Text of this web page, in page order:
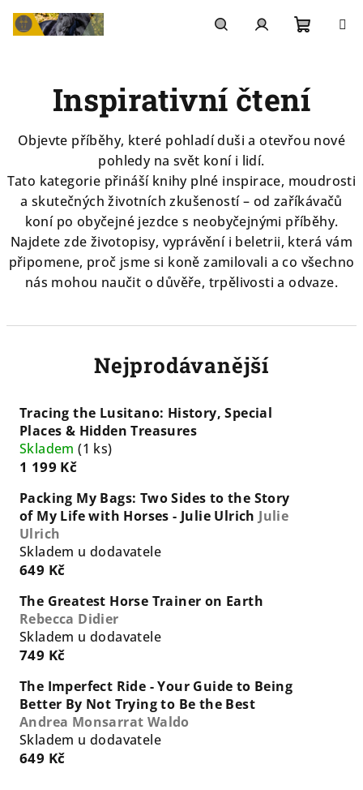
Přejít
na
košík
Inspirativní čtení
Objevte příběhy, které pohladí duši a otevřou nové
pohledy na svět koní i lidí.
Tato kategorie přináší knihy plné inspirace, moudrosti
a skutečných životních zkušeností – od zaříkávačů
koní po obyčejné jezdce s neobyčejnými příběhy.
Najdete zde životopisy, vyprávění i beletrii, která vám
připomene, proč jsme si koně zamilovali a co všechno
nás mohou naučit o důvěře, trpělivosti a odvaze.
Nejprodávanější
Tracing the Lusitano: History, Special
Places & Hidden Treasures
Skladem(1 ks)
1 199 Kč
Packing My Bags: Two Sides to the Story
of My Life with Horses - Julie Ulrich Julie
Ulrich
Skladem u dodavatele
649 Kč
The Greatest Horse Trainer on Earth
Rebecca Didier
Skladem u dodavatele
749 Kč
The Imperfect Ride - Your Guide to Being
Better By Not Trying to Be the Best
Andrea Monsarrat Waldo
Skladem u dodavatele
649 Kč